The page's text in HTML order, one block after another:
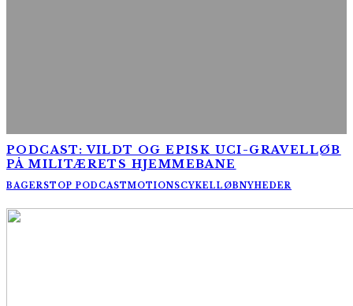
PODCAST: VILDT OG EPISK UCI-GRAVELLØB
PÅ MILITÆRETS HJEMMEBANE
BAGERSTOP PODCASTMOTIONSCYKELLØBNYHEDER